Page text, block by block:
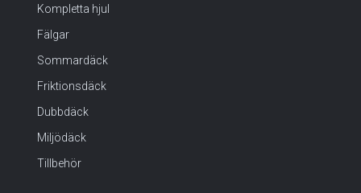
Kompletta hjul
Fälgar
Sommardäck
Friktionsdäck
Dubbdäck
Miljödäck
Tillbehör